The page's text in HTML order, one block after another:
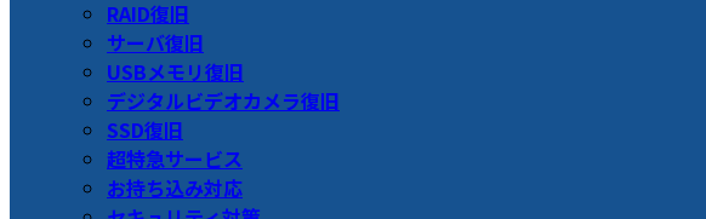
RAID復旧
サーバ復旧
USBメモリ復旧
デジタルビデオカメラ復旧
SSD復旧
超特急サービス
お持ち込み対応